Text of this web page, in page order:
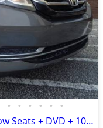
• • • • • •
2016 Honda Odyssey SE + Third Row Seats + DVD + 100,000 Miles